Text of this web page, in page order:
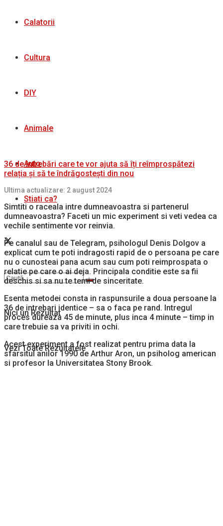
Calatorii
Cultura
DIY
Animale
Auto
Stiati ca?
Nici un Rezultat
Vezi Toate Rezultatele
36 de întrebări care te vor ajuta să îți reîmprospătezi
relația și să te îndrăgostești din nou
Ultima actualizare: 2 august 2024
Simtiti o raceala intre dumneavoastra si partenerul
dumneavoastra? Faceti un mic experiment si veti vedea ca
vechile sentimente vor reinvia.
Pe canalul sau de Telegram, psihologul Denis Dolgov a
explicat cum te poti indragosti rapid de o persoana pe care
nu o cunosteai pana acum sau cum poti reimprospata o
relatie pe care o ai deja. Principala conditie este sa fii
deschis si sa nu te temi de sinceritate.
Esenta metodei consta in raspunsurile a doua persoane la
36 de intrebari identice – sa o faca pe rand. Intregul
proces dureaza 45 de minute, plus inca 4 minute – timp in
care trebuie sa va priviti in ochi.
Acest experiment a fost realizat pentru prima data la
sfarsitul anilor 1990 de Arthur Aron, un psiholog american
si profesor la Universitatea Stony Brook.